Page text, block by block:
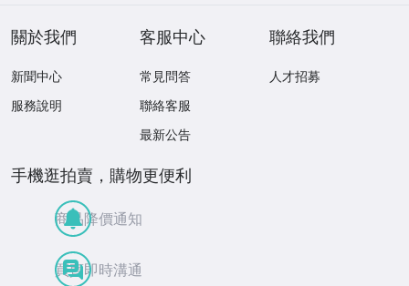
關於我們
新聞中心
服務說明
客服中心
常見問答
聯絡客服
最新公告
聯絡我們
人才招募
手機逛拍賣，購物更便利
商品降價通知
買賣即時溝通